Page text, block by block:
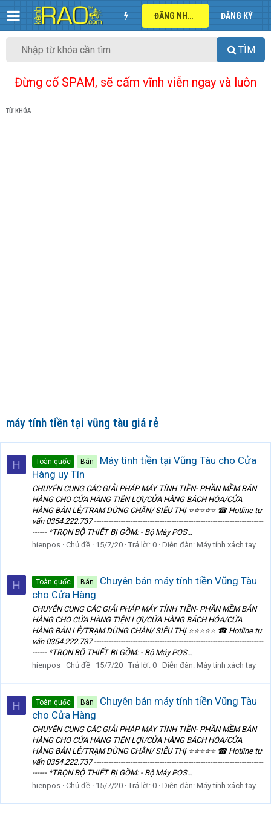
ĐĂNG NHẬP ĐĂNG KÝ
TÌM
Đừng cố SPAM, sẽ cấm vĩnh viễn ngay và luôn
TỪ KHÓA
máy tính tiền tại vũng tàu giá rẻ
H Toàn quốc Bán
Máy tính tiền tại Vũng Tàu cho Cửa
Hàng uy Tín
CHUYÊN CUNG CÁC GIẢI PHÁP MÁY TÍNH TIỀN- PHẦN MỀM BÁN
HÀNG CHO CỬA HÀNG TIỆN LỢI/CỬA HÀNG BÁCH HÓA/CỬA
HÀNG BÁN LẺ/TRẠM DỪNG CHÂN/ SIÊU THỊ ⭐️⭐️⭐️⭐️⭐️ ☎ Hotline tư
vấn 0354.222.737 ----------------------------------------------------------------------
------ *TRỌN BỘ THIẾT BỊ GỒM: - Bộ Máy POS...
hienpos Chủ đề 15/7/20 Trả lời: 0 Diễn đàn: Máy tính xách tay
H Toàn quốc Bán
Chuyên bán máy tính tiền Vũng Tàu
cho Cửa Hàng
CHUYÊN CUNG CÁC GIẢI PHÁP MÁY TÍNH TIỀN- PHẦN MỀM BÁN
HÀNG CHO CỬA HÀNG TIỆN LỢI/CỬA HÀNG BÁCH HÓA/CỬA
HÀNG BÁN LẺ/TRẠM DỪNG CHÂN/ SIÊU THỊ ⭐️⭐️⭐️⭐️⭐️ ☎ Hotline tư
vấn 0354.222.737 ----------------------------------------------------------------------
------ *TRỌN BỘ THIẾT BỊ GỒM: - Bộ Máy POS...
hienpos Chủ đề 15/7/20 Trả lời: 0 Diễn đàn: Máy tính xách tay
H Toàn quốc Bán
Chuyên bán máy tính tiền Vũng Tàu
cho Cửa Hàng
CHUYÊN CUNG CÁC GIẢI PHÁP MÁY TÍNH TIỀN- PHẦN MỀM BÁN
HÀNG CHO CỬA HÀNG TIỆN LỢI/CỬA HÀNG BÁCH HÓA/CỬA
HÀNG BÁN LẺ/TRẠM DỪNG CHÂN/ SIÊU THỊ ⭐️⭐️⭐️⭐️⭐️ ☎ Hotline tư
vấn 0354.222.737 ----------------------------------------------------------------------
------ *TRỌN BỘ THIẾT BỊ GỒM: - Bộ Máy POS...
hienpos Chủ đề 15/7/20 Trả lời: 0 Diễn đàn: Máy tính xách tay